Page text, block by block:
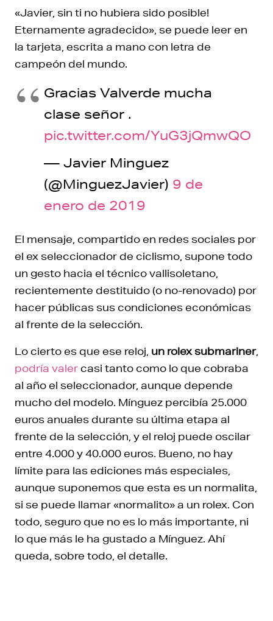
«Javier, sin ti no hubiera sido posible!
Eternamente agradecido», se puede leer en
la tarjeta, escrita a mano con letra de
campeón del mundo.
Gracias Valverde mucha
clase señor .
pic.twitter.com/YuG3jQmwQO
— Javier Minguez
(@MinguezJavier) 9 de
enero de 2019
El mensaje, compartido en redes sociales por
el ex seleccionador de ciclismo, supone todo
un gesto hacia el técnico vallisoletano,
recientemente destituido (o no-renovado) por
hacer públicas sus condiciones económicas
al frente de la selección.
Lo cierto es que ese reloj, un rolex submariner,
podría valercasi tanto como lo que cobraba
al año el seleccionador, aunque depende
mucho del modelo. Mínguez percibía 25.000
euros anuales durante su última etapa al
frente de la selección, y el reloj puede oscilar
entre 4.000 y 40.000 euros. Bueno, no hay
límite para las ediciones más especiales,
aunque suponemos que esta es un normalita,
si se puede llamar «normalito» a un rolex. Con
todo, seguro que no es lo más importante, ni
lo que más le ha gustado a Mínguez. Ahí
queda, sobre todo, el detalle.